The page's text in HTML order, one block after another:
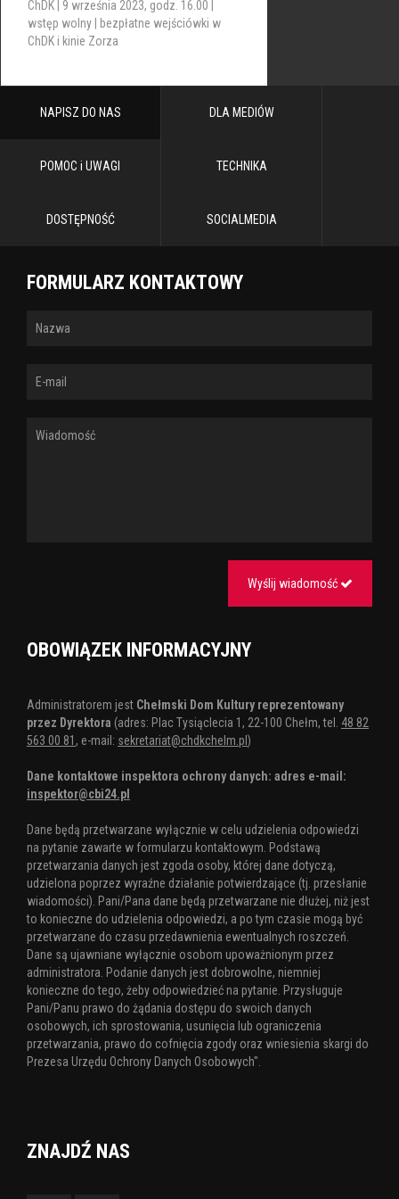
ChDK | 9 września 2023, godz. 16.00 |
wstęp wolny | bezpłatne wejściówki w
ChDK i kinie Zorza
NAPISZ DO NAS DLA MEDIÓW
POMOC i UWAGI TECHNIKA
DOSTĘPNOŚĆ SOCIALMEDIA
FORMULARZ KONTAKTOWY
Wyślij wiadomość
OBOWIĄZEK INFORMACYJNY
Administratorem jest Chełmski Dom Kultury reprezentowany
przez Dyrektora (adres: Plac Tysiąclecia 1, 22-100 Chełm, tel. 48 82
563 00 81 , e-mail: sekretariat@chdkchelm.pl )
Dane kontaktowe inspektora ochrony danych: adres e-mail:
inspektor@cbi24.pl
Dane będą przetwarzane wyłącznie w celu udzielenia odpowiedzi
na pytanie zawarte w formularzu kontaktowym. Podstawą
przetwarzania danych jest zgoda osoby, której dane dotyczą,
udzielona poprzez wyraźne działanie potwierdzające (tj. przesłanie
wiadomości). Pani/Pana dane będą przetwarzane nie dłużej, niż jest
to konieczne do udzielenia odpowiedzi, a po tym czasie mogą być
przetwarzane do czasu przedawnienia ewentualnych roszczeń.
Dane są ujawniane wyłącznie osobom upoważnionym przez
administratora. Podanie danych jest dobrowolne, niemniej
konieczne do tego, żeby odpowiedzieć na pytanie. Przysługuje
Pani/Panu prawo do żądania dostępu do swoich danych
osobowych, ich sprostowania, usunięcia lub ograniczenia
przetwarzania, prawo do cofnięcia zgody oraz wniesienia skargi do
Prezesa Urzędu Ochrony Danych Osobowych".
ZNAJDŹ NAS